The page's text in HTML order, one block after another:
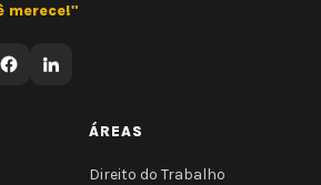
merece!"
ÁREAS
Direito do Trabalho